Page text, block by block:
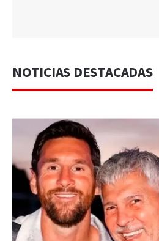
NOTICIAS DESTACADAS